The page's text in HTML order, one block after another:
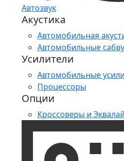
Автозвук
Акустика
Автомобильная
Автомобильные
Усилители
Автомобильные
Процессоры
Опции
Кроссоверы и